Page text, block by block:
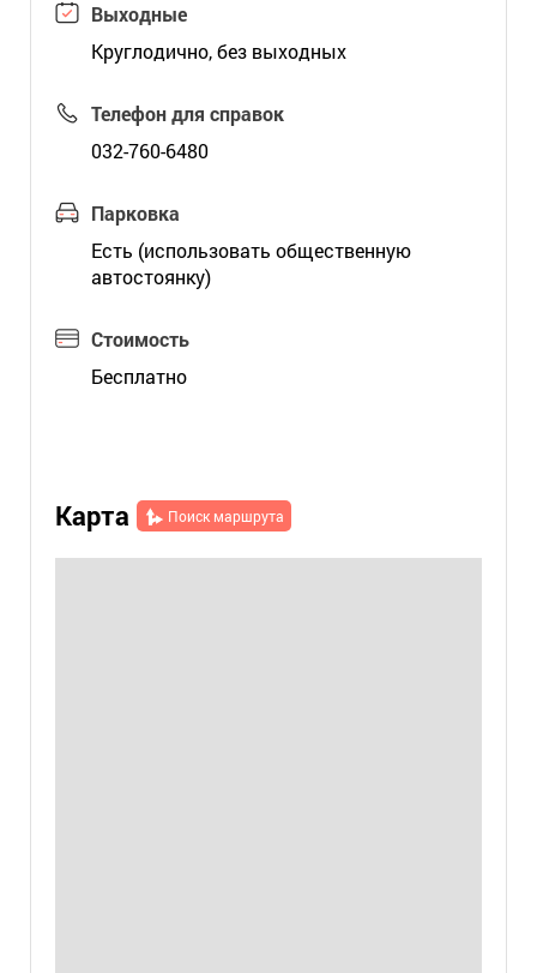
Выходные
Круглодично, без выходных
Телефон для справок
032-760-6480
Парковка
Есть (использовать общественную
автостоянку)
Стоимость
Бесплатно
Карта Поиск маршрута